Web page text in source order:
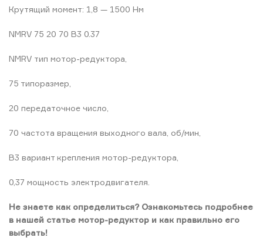
Крутящий момент: 1,8 — 1500 Нм
NMRV 75 20 70 B3 0.37
NMRV тип мотор-редуктора,
75 типоразмер,
20 передаточное чиcло,
70 частота вращения выходного вала, об/мин,
B3 вариант крепления мотор-редуктора,
0,37 мощность электродвигателя.
Не знаете как определиться? Ознакомьтесь подробнее
в нашей статье мотор-редуктор и как правильно его
выбрать!